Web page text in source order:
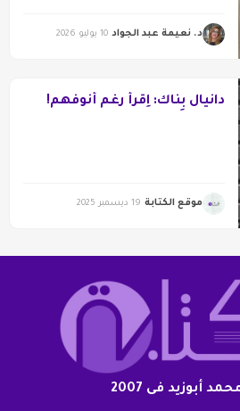
د. نعيمة عبد الجواد 10 يوليو 2026
دانيال بِناك: اِقرأ رغم أنوفهم!
موقع الكتابة 19 ديسمبر 2025
أبوزيد فى 2007